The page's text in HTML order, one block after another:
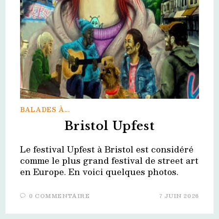
BALADES À...
Bristol Upfest
Le festival Upfest à Bristol est considéré
comme le plus grand festival de street art
en Europe. En voici quelques photos.
0 COMMENTAIRE 7 JUIN 2026